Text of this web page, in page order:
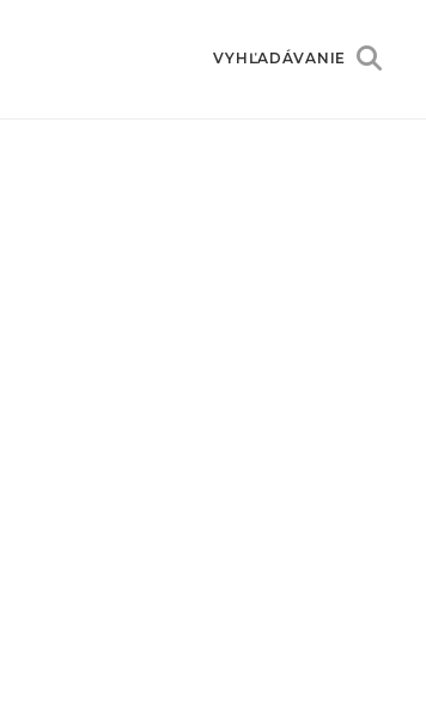
VYHĽADÁVANIE